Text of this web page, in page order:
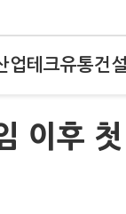
업테크유통건설
이후 첫